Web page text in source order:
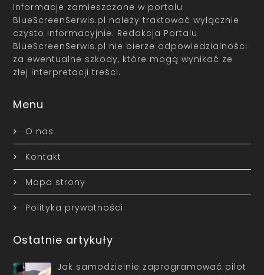
Informacje zamieszczone w portalu
BlueScreenSerwis.pl należy traktować wyłącznie
czysto informacyjnie. Redakcja Portalu
BlueScreenSerwis.pl nie bierze odpowiedzialności
za ewentualne szkody, które mogą wynikać ze
złej interpretacji treści.
Menu
O nas
Kontakt
Mapa strony
Polityka prywatności
Ostatnie artykuły
Jak samodzielnie zaprogramować pilot